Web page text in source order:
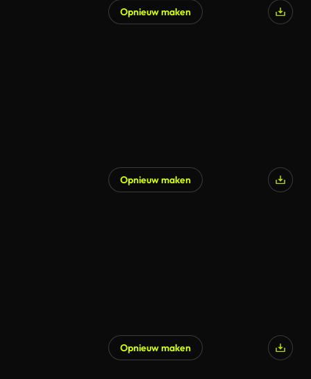
Opnieuw maken
Opnieuw maken
Opnieuw maken